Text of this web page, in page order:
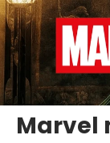
Marvel